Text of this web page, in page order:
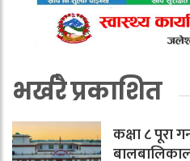
भर्खरै प्रकाशित
कक्षा ८ पूरा